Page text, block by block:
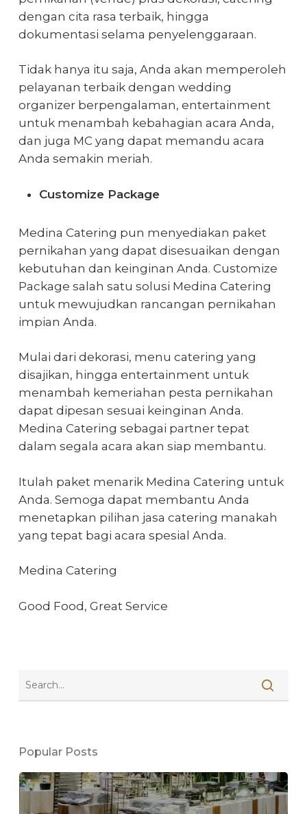
dengan cita rasa terbaik, hingga
dokumentasi selama penyelenggaraan.
Tidak hanya itu saja, Anda akan memperoleh
pelayanan terbaik dengan wedding
organizer berpengalaman, entertainment
untuk menambah kebahagian acara Anda,
dan juga MC yang dapat memandu acara
Anda semakin meriah.
Customize Package
Medina Catering pun menyediakan paket
pernikahan yang dapat disesuaikan dengan
kebutuhan dan keinginan Anda. Customize
Package salah satu solusi Medina Catering
untuk mewujudkan rancangan pernikahan
impian Anda.
Mulai dari dekorasi, menu catering yang
disajikan, hingga entertainment untuk
menambah kemeriahan pesta pernikahan
dapat dipesan sesuai keinginan Anda.
Medina Catering sebagai partner tepat
dalam segala acara akan siap membantu.
Itulah paket menarik Medina Catering untuk
Anda. Semoga dapat membantu Anda
menetapkan pilihan jasa catering manakah
yang tepat bagi acara spesial Anda.
Medina Catering
Good Food, Great Service
Popular Posts